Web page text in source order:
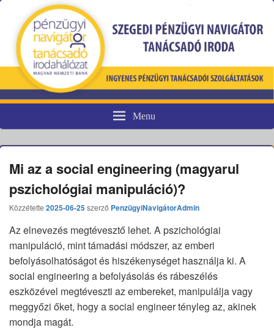
Pénzügyi fogyasztóvédelem
Menu
Mi az a social engineering (magyarul
pszichológiai manipuláció)?
Közzétette 2025-06-25szerző PenzügyiNavigátorAdmin
Az elnevezés megtévesztő lehet. A pszichológiai
manipuláció, mint támadási módszer, az emberi
befolyásolhatóságot és hiszékenységet használja ki. A
social engineering a befolyásolás és rábeszélés
eszközével megtéveszti az embereket, manipulálja vagy
meggyőzi őket, hogy a social engineer tényleg az, akinek
mondja magát.